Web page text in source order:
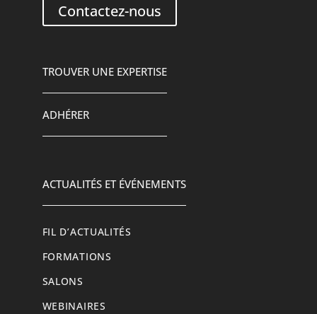
Contactez-nous
TROUVER UNE EXPERTISE
ADHÉRER
ACTUALITÉS ET ÉVÉNEMENTS
FIL D’ACTUALITÉS
FORMATIONS
SALONS
WEBINAIRES